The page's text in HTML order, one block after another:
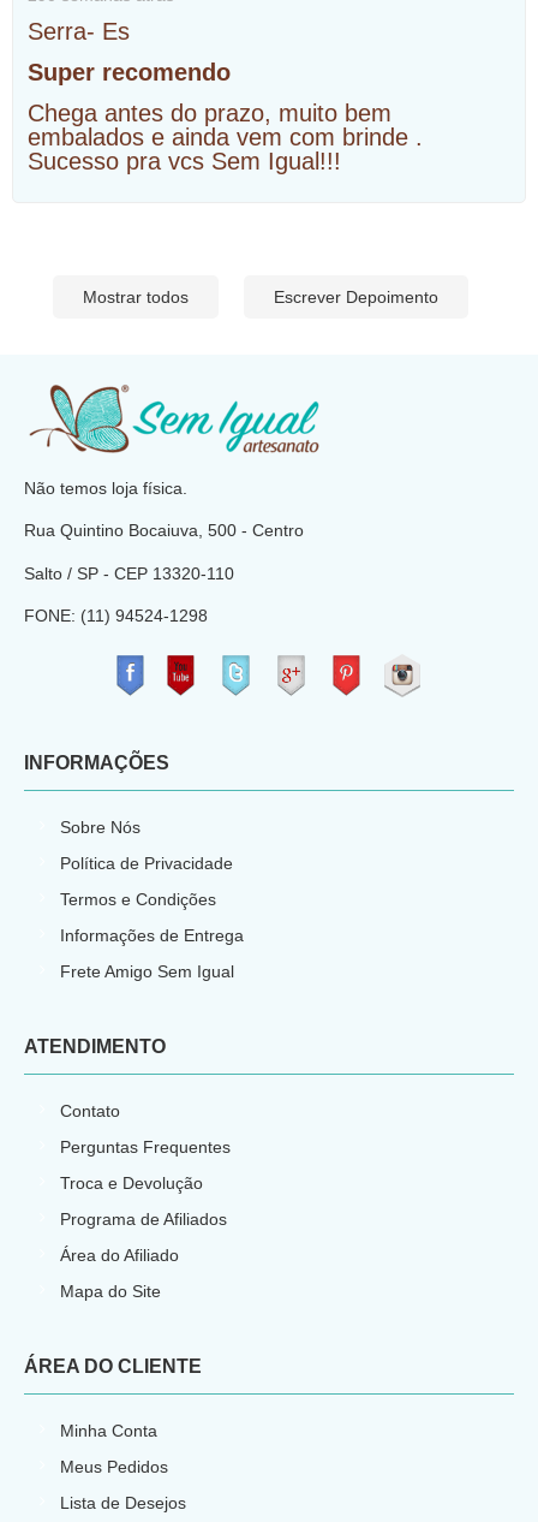
Serra- Es
Super recomendo
Chega antes do prazo, muito bem
embalados e ainda vem com brinde .
Sucesso pra vcs Sem Igual!!!
Mostrar todos Escrever Depoimento
Não temos loja física.
Rua Quintino Bocaiuva, 500 - Centro
Salto / SP - CEP 13320-110
FONE: (11) 94524-1298
INFORMAÇÕES
Sobre Nós
Política de Privacidade
Termos e Condições
Informações de Entrega
Frete Amigo Sem Igual
ATENDIMENTO
Contato
Perguntas Frequentes
Troca e Devolução
Programa de Afiliados
Área do Afiliado
Mapa do Site
ÁREA DO CLIENTE
Minha Conta
Meus Pedidos
Lista de Desejos